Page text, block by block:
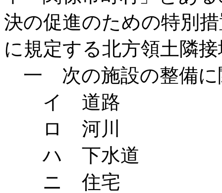
決の促進のための特別
に規定する北方領土隣
一 次の施設の整備に
イ 道路
ロ 河川
ハ 下水道
ニ 住宅